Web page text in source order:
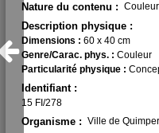
Nature du contenu : Couleur
Description physique :
Dimensions : 60 x 40 cm
Genre/Carac. phys. : Couleur
Particularité physique :
Identifiant :
15 FI/278
Organisme : Ville de Quimper